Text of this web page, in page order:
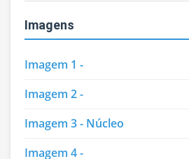
Imagens
Imagem 1 -
Imagem 2 -
Imagem 3 - Núcleo
Imagem 4 -